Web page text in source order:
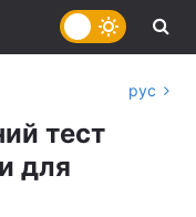
рус
тест
для